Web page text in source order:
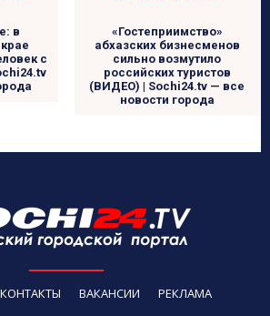
в
с
«Гостеприимство»
абхазских бизнесменов
сильно возмутило
российских туристов
(ВИДЕО) | Sochi24.tv — все
новости города
КОНТАКТЫ ВАКАНСИИ РЕКЛАМА